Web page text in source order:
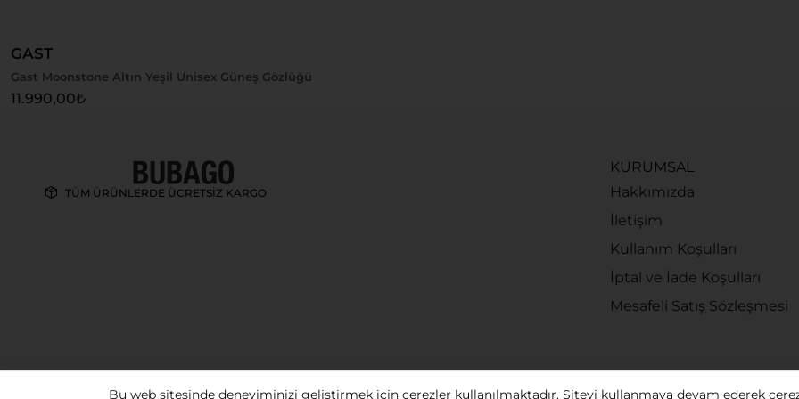
GAST
Gast Moonstone Altın Yeşil Unisex Güneş Gözlüğü
11.990,00₺
TÜM ÜRÜNLERDE ÜCRETSİZ KARGO
KURUMSAL
Hakkımızda
İletişim
Kullanım Koşulları
İptal ve İade Koşulları
Mesafeli Satış Sözleşmesi
Bu web sitesinde deneyiminizi geliştirmek için çerezler kullanılmaktadır. Siteyi kullanmaya devam ederek